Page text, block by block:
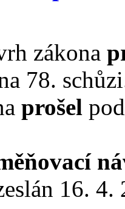
zákona
78.
prošel
16. 4.